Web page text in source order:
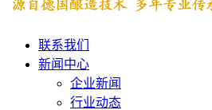
联系我们
新闻中心
企业新闻
行业动态